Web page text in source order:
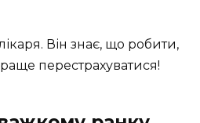
Він знає, що робити,
перестрахуватися!